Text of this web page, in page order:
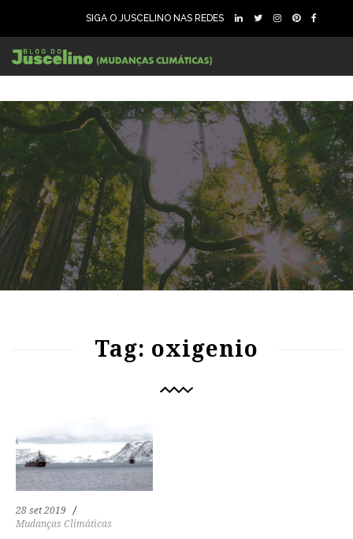
SIGA O JUSCELINO NAS REDES
Tag: oxigenio
28 set 2019
Mudanças Climáticas